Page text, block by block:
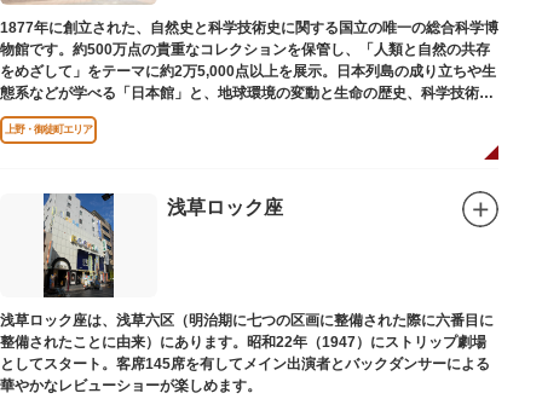
1877年に創立された、自然史と科学技術史に関する国立の唯一の総合科学博
物館です。約500万点の貴重なコレクションを保管し、「人類と自然の共存
をめざして」をテーマに約2万5,000点以上を展示。日本列島の成り立ちや生
態系などが学べる「日本館」と、地球環境の変動と生命の歴史、科学技術の
進歩などが学べる「地球館」の2つの常設展示をメインに、特別展・企画展
などから構成されています。
2005年「愛・地球博」の長久手日本館で人気を博した「地球の部屋」を移設
100万分の1の大きさ）のドームの内側すべてがスクリーンになっている世界
初のシアターで、月ごとに変わるオリジナル映像を上映しています。
楽しみながら学習できるイベント企画や、恐竜をはじめとした様々な実物標
本、子ども向けのコーナーもあり、お子様連れでも楽しめる博物館です。
また、国立科学博物館では、日本およびアジアにおける科学系博物館の中核
施設として、調査研究、標本資料の収集・保管・活用、展示・学習支援を推
進。これらの活動を上野の本館、白金台の附属自然教育園、茨城県つくば市
の実験植物園や筑波研究施設（非公開）で展開しています。
上野・御徒町エリア
浅草ロック座
浅草ロック座は、浅草六区（明治期に七つの区画に整備された際に六番目に
整備されたことに由来）にあります。昭和22年（1947）にストリップ劇場
としてスタート。客席145席を有してメイン出演者とバックダンサーによる
華やかなレビューショーが楽しめます。